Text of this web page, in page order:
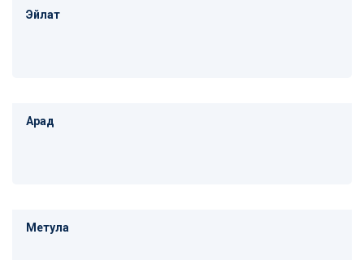
Эйлат
Арад
Метула